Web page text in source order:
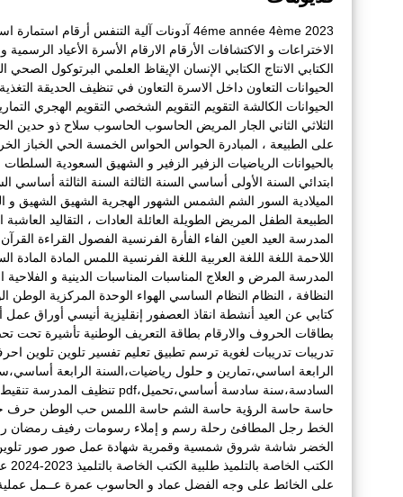
2023
4ème
4éme année آدونات آلية التنفس أرقام استمارة
الاختراعات و الاكتشافات الأرقام الارقام الأسرة الأعياد الرسمية و
الكتابي الانتاج الكتابي الإنسان الإيقاظ العلمي البرتوكول الصحي
الحيوانات التعاون داخل الاسرة التعاون في تنظيف الحديقة التغذية
الحيوانات الكالشة التقويم التقويم الشخصي التقويم الهجري
الثلاثي الثاني الجار المريض الحاسوب الحاسوب سلاح ذو حدين
على الطبيعة ، المبادرة الحواس الحواس الخمسة الحي الخباز
بالحيوانات الرياضيات الزفير الزفير و الشهيق السعودية السلطات
ابتدائي السنة الأولى أساسي السنة الثالثة السنة الثالثة أساسي
الميلادية السور الشم الشمس الشهور الهجرية الشهيق الشهيق و
الطبيعة الطفل المريض الطويلة العائلة العادات ، التقاليد العاشبة
المدرسة العيد العين الفاء الفأرة الفرنسية الفصول القراءة القرآن
اللاحمة اللغة اللغة العربية اللغة الفرنسية اللمس المادة المادة
المدرسة المرض و العلاج المناسبات المناسبات الدينية و الفلاحية
النظافة ، النظام النظام الساسي الهواء الوحدة المركزية الوطن
كتابي عن العيد أنشطة انقاذ العصفور إنقليزية أنيسي أوراق عمل
بطاقات الحروف والارقام بطاقة التعريف الوطنية تأشيرة تحت
تدريبات تدريبات لغوية ترسم تطبيق تعليم تفسير تلوين تلوين
الرابعة اساسي،تمارين و حلول رياضيات،السنة الرابعة
السادسة،سنة سادسة أساسي،تحميل،pdf
تنظيف المدرسة تنقيط
حاسة حاسة الرؤية حاسة الشم حاسة اللمس حب الوطن حرف
الخط رجل المطافئ رحلة رسم و إملاء رسومات رفيف رمضان
الخضر شاشة شروق شمسية وقمرية شهادة عمل صور صور
الكتب الخاصة بالتلميذ طلبية الكتب الخاصة بالتلميذ 2023-2024
على الخائط على وجه الفضل عماد و الحاسوب عمرة عــمل